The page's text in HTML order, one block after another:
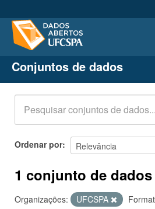
Conjuntos de dados
Organizações
Grupos
Sobre
Conjuntos de dados
Ordenar por
1 conjunto de
Organizações: UFCSPA